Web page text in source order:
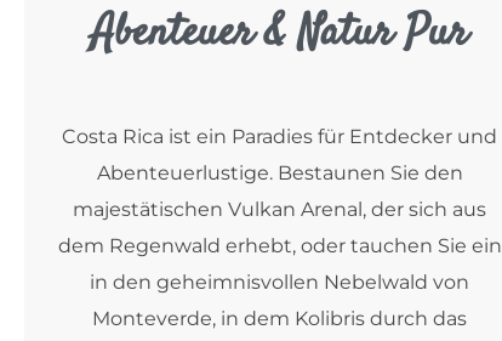
Abenteuer & Natur Pur
Costa Rica ist ein Paradies für Entdecker und
Abenteuerlustige. Bestaunen Sie den
majestätischen Vulkan Arenal, der sich aus
dem Regenwald erhebt, oder tauchen Sie ein
in den geheimnisvollen Nebelwald von
Monteverde, in dem Kolibris durch das